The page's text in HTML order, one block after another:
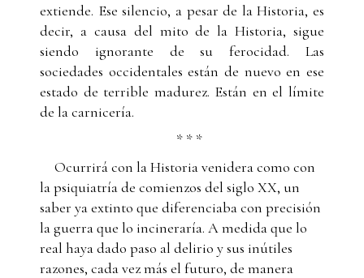
extiende. Ese silencio, a pesar de la Historia, es
decir, a causa del mito de la Historia, sigue
siendo ignorante de su ferocidad. Las
sociedades occidentales están de nuevo en ese
estado de terrible madurez. Están en el límite
de la carnicería.
* * *
Ocurrirá con la Historia venidera como con
la psiquiatría de comienzos del siglo XX, un
saber ya extinto que diferenciaba con precisión
la guerra que lo incineraría. A medida que lo
real haya dado paso al delirio y sus inútiles
razones, cada vez más el futuro, de manera